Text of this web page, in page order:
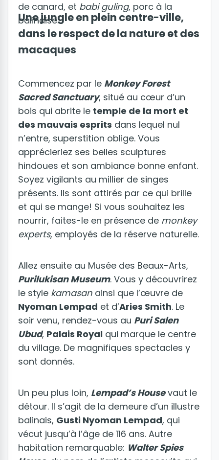
de canard, et babi guling, porc à la
balinaise.
Une jungle en plein centre-ville,
dans le respect de la nature et des
macaques
Commencez par le Monkey Forest
Sacred Sanctuary, situé au cœur d’un
bois qui abrite le temple de la mort et
des mauvais esprits dans lequel nul
n’entre, superstition oblige. Vous
apprécieriez ses belles sculptures
hindoues et son ambiance bonne enfant.
Soyez vigilants au millier de singes
présents. Ils sont attirés par ce qui brille
et qui se mange! Si vous souhaitez les
nourrir, faites-le en présence de monkey
experts, employés de la réserve naturelle.
Allez ensuite au Musée des Beaux-Arts,
Purilukisan Museum. Vous y découvrirez
le style kamasan ainsi que l’œuvre de
Nyoman Lempad et d’Aries Smith. Le
soir venu, rendez-vous au Puri Salen
Ubud, Palais Royal qui marque le centre
du village. De magnifiques spectacles y
sont donnés.
Un peu plus loin, Lempad’s Housevaut le
détour. Il s’agit de la demeure d’un illustre
balinais, Gusti Nyoman Lempad, qui
vécut jusqu’à l’âge de 116 ans. Autre
habitation remarquable: Walter Spies